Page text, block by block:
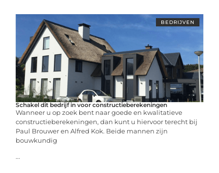
BEDRIJVEN
Schakel dit bedrijf in voor constructieberekeningen
Wanneer u op zoek bent naar goede en kwalitatieve
constructieberekeningen, dan kunt u hiervoor terecht bij
Paul Brouwer en Alfred Kok. Beide mannen zijn
bouwkundig
...